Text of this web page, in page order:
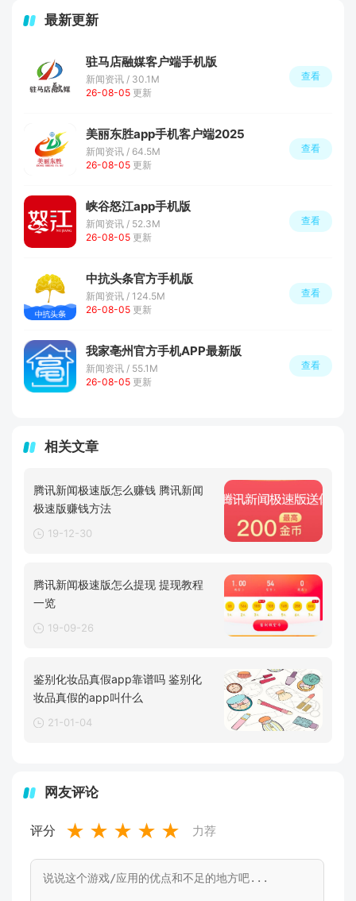
最新更新
驻马店融媒客户端手机版
新闻资讯 / 30.1M
26-08-05 更新
查看
美丽东胜app手机客户端2025
新闻资讯 / 64.5M
26-08-05 更新
查看
峡谷怒江app手机版
新闻资讯 / 52.3M
26-08-05 更新
查看
中抗头条官方手机版
新闻资讯 / 124.5M
26-08-05 更新
查看
我家亳州官方手机APP最新版
新闻资讯 / 55.1M
26-08-05 更新
查看
相关文章
腾讯新闻极速版怎么赚钱 腾讯新闻
极速版赚钱方法
19-12-30
腾讯新闻极速版怎么提现 提现教程
一览
19-09-26
鉴别化妆品真假app靠谱吗 鉴别化
妆品真假的app叫什么
21-01-04
网友评论
评分 ★ ★ ★ ★ ★ 力荐